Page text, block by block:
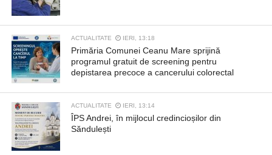
ACTUALITATE IERI, 13:18
Primăria Comunei Ceanu Mare sprijină
programul gratuit de screening pentru
depistarea precoce a cancerului colorectal
ACTUALITATE IERI, 13:14
ÎPS Andrei, în mijlocul credincioșilor din
Săndulești